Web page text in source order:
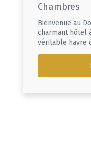
Chambres
Bienvenue au
charmant hôtel
véritable havre